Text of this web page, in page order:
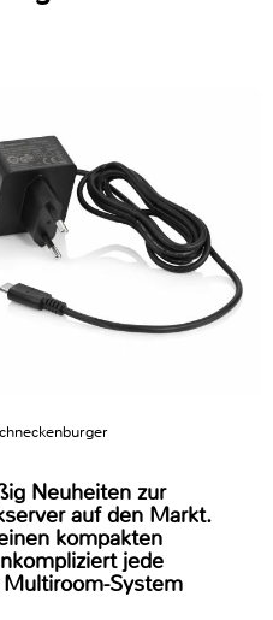
Neuheiten zur
auf den Markt.
kompakten
jede
System